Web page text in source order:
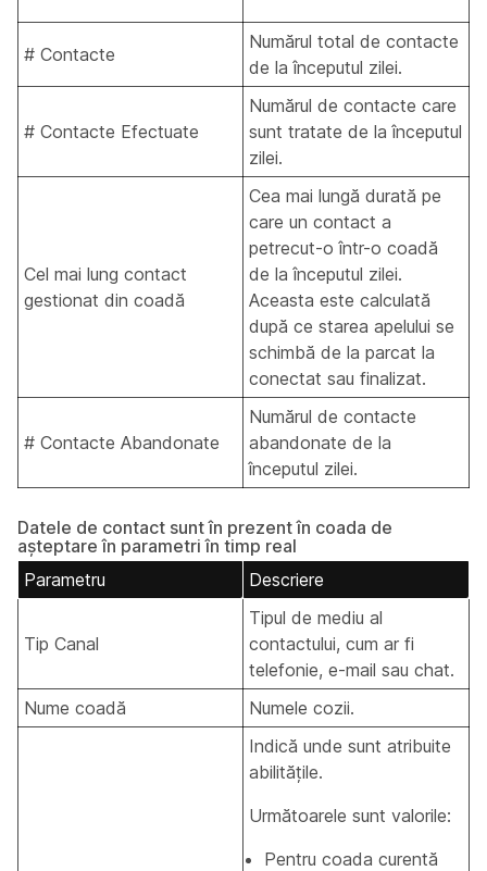
# Contacte
Numărul total de contacte
de la începutul zilei.
# Contacte Efectuate
Numărul de contacte care
sunt tratate de la începutul
zilei.
Cel mai lung contact
gestionat din coadă
Cea mai lungă durată pe
care un contact a
petrecut-o într-o coadă
de la începutul zilei.
Aceasta este calculată
după ce starea apelului se
schimbă de la parcat la
conectat sau finalizat.
# Contacte Abandonate
Numărul de contacte
abandonate de la
începutul zilei.
Datele de contact sunt în prezent în coada de
așteptare în parametri în timp real
Parametru
Descriere
Tip Canal
Tipul de mediu al
contactului, cum ar fi
telefonie, e-mail sau chat.
Nume coadă
Numele cozii.
Indică unde sunt atribuite
abilitățile.
Următoarele sunt valorile:
Pentru coada curentă